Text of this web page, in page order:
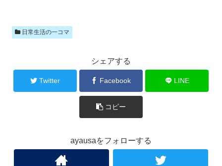
日常生活の一コマ
シェアする
Twitter Facebook LINE
コピー
ayausaをフォローする